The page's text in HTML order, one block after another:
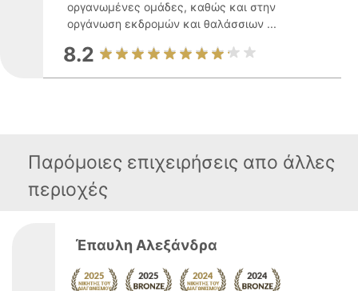
οργανωμένες ομάδες, καθώς και στην
οργάνωση εκδρομών και θαλάσσιων ...
8.2
Παρόμοιες επιχειρήσεις απο άλλες
περιοχές
Έπαυλη Αλεξάνδρα